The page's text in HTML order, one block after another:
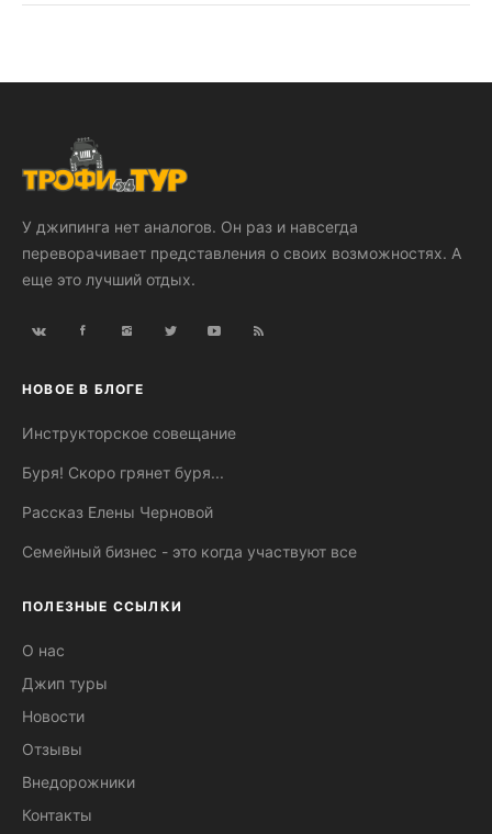
У джипинга нет аналогов. Он раз и навсегда
переворачивает представления о своих возможностях. А
еще это лучший отдых.
НОВОЕ В БЛОГЕ
Инструкторское совещание
Буря! Скоро грянет буря...
Рассказ Елены Черновой
Семейный бизнес - это когда участвуют все
ПОЛЕЗНЫЕ ССЫЛКИ
О нас
Джип туры
Новости
Отзывы
Внедорожники
Контакты